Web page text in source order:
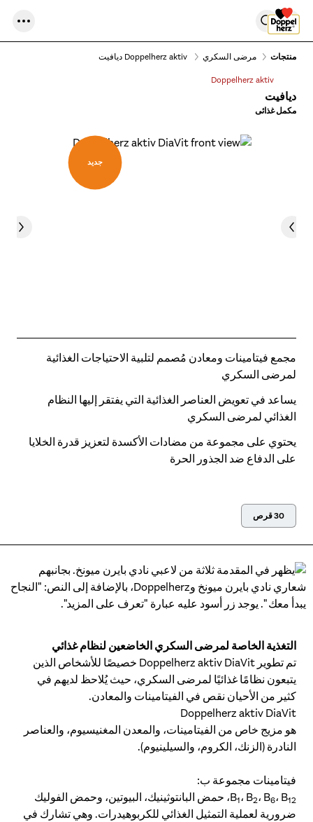
منتجات مرضى السكري Doppelherz aktiv ديافيت
Doppelherz aktiv
ديافيت
مكمل غذائى
جديد
مجمع فيتامينات ومعادن مُصمم لتلبية الاحتياجات الغذائية
لمرضى السكري
يساعد في تعويض العناصر الغذائية التي يفتقر إليها النظام
الغذائي لمرضى السكري
يحتوي على مجموعة من مضادات الأكسدة لتعزيز قدرة الخلايا
على الدفاع ضد الجذور الحرة
30 قرص
التغذية الخاصة لمرضى السكري الخاضعين لنظام غذائي
تم تطوير Doppelherz aktiv DiaVit خصيصًا للأشخاص الذين
يتبعون نظامًا غذائيًا لمرضى السكري، حيث يُلاحظ لديهم في
كثير من الأحيان نقص في الفيتامينات والمعادن.
Doppelherz aktiv DiaVit
هو مزيج خاص من الفيتامينات، والمعدن المغنيسيوم، والعناصر
النادرة (الزنك، الكروم، والسيلينيوم).
فيتامينات مجموعة ب:
B1، B2، B6، B12
، حمض البانتوثينيك، البيوتين، وحمض الفوليك
ضرورية لعملية التمثيل الغذائي للكربوهيدرات. وهي تشارك في